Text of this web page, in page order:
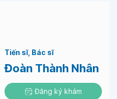
Tiến sĩ Bác sĩ
Đoàn Thành Nhân
Đăng ký khám